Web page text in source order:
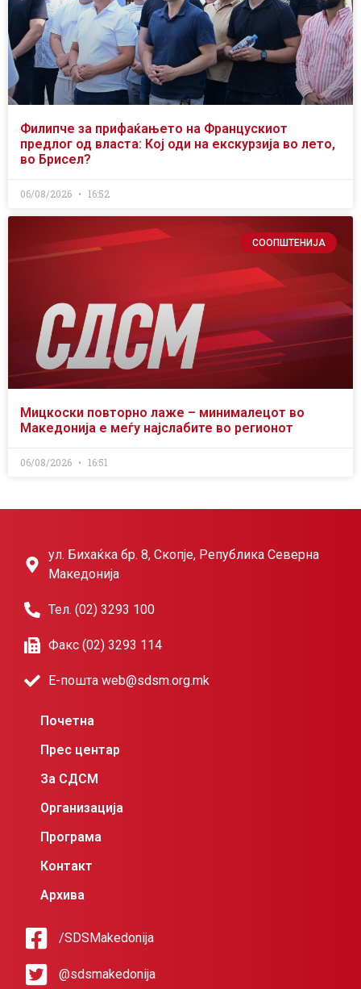
Филипче за прифаќањето на Францускиот
предлог од власта: Кој оди на екскурзија во лето,
во Брисел?
06/08/2026 16:52
СООПШТЕНИЈА
Мицкоски повторно лаже – минималецот во
Македонија е меѓу најслабите во регионот
06/08/2026 16:51
ул. Бихаќка бр. 8, Скопје, Република Северна
Македонија
Тел. (02) 3293 100
Факс (02) 3293 114
Е-пошта web@sdsm.org.mk
Почетна
Прес центар
За СДСМ
Организација
Програма
Контакт
Архива
/SDSMakedonija
@sdsmakedonija